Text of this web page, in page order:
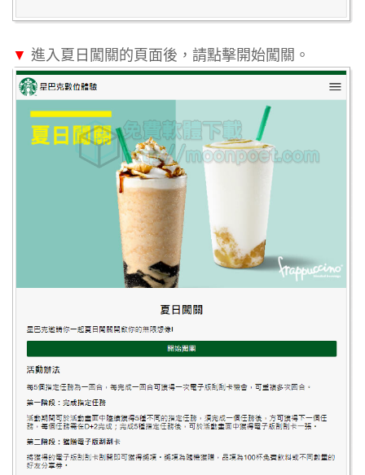
▼ 進入夏日闖關的頁面後，請點擊開始闖關。